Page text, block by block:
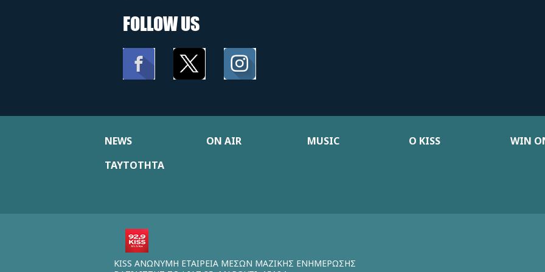
FOLLOW US
NEWS ON AIR MUSIC Ο KISS WIN
ΤΑΥΤΟΤΗΤΑ
KISS ΑΝΩΝΥΜΗ ΕΤΑΙΡΕΙΑ ΜΕΣΩΝ ΜΑΖΙΚΗΣ ΕΝΗΜΕΡΩΣΗΣ